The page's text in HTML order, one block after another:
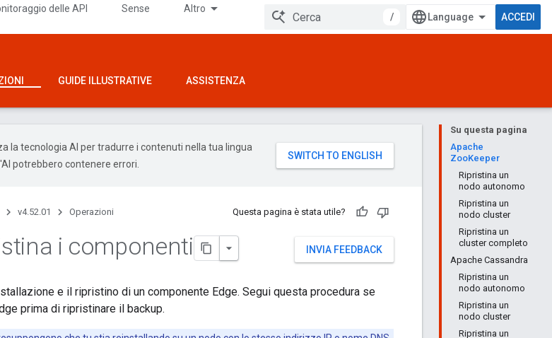
delle API Sense Altro
/ ACCEDI
GUIDE ILLUSTRATIVE ASSISTENZA
Su questa pagina
Apache
ZooKeeper
Ripristina un
nodo autonomo
Ripristina un
nodo cluster
Ripristina un
cluster completo
Apache Cassandra
Ripristina un
nodo autonomo
Ripristina un
nodo cluster
Ripristina un
la tecnologia AI per tradurre i contenuti nella tua lingua
potrebbero contenere errori.
v4.52.01 Operazioni Questa pagina è stata utile?
INVIA FEEDBACK
i componenti
e il ripristino di un componente Edge. Segui questa procedura se
prima di ripristinare il backup.